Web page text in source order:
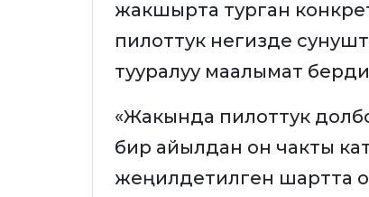
жакшырта турган
пилоттук негизде
тууралуу маалымат
«Жакында пилоттук
бир айылдан он чакты
жеңилдетилген шартта